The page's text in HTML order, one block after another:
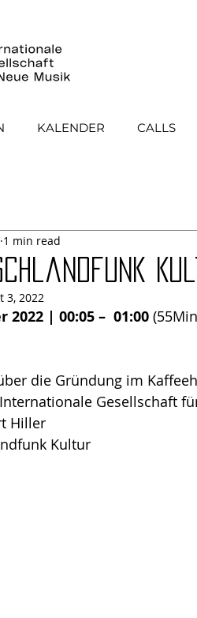
KALENDER CALLS
1 min read
3, 2022
2022 | 00:05 –  01:00
die Gründung im
Gesellschaft
Hiller
Kultur